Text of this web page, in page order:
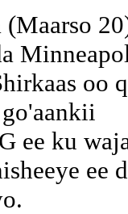
oo
ee ku
ee